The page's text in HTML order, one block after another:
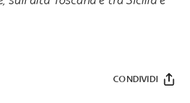
CONDIVIDI